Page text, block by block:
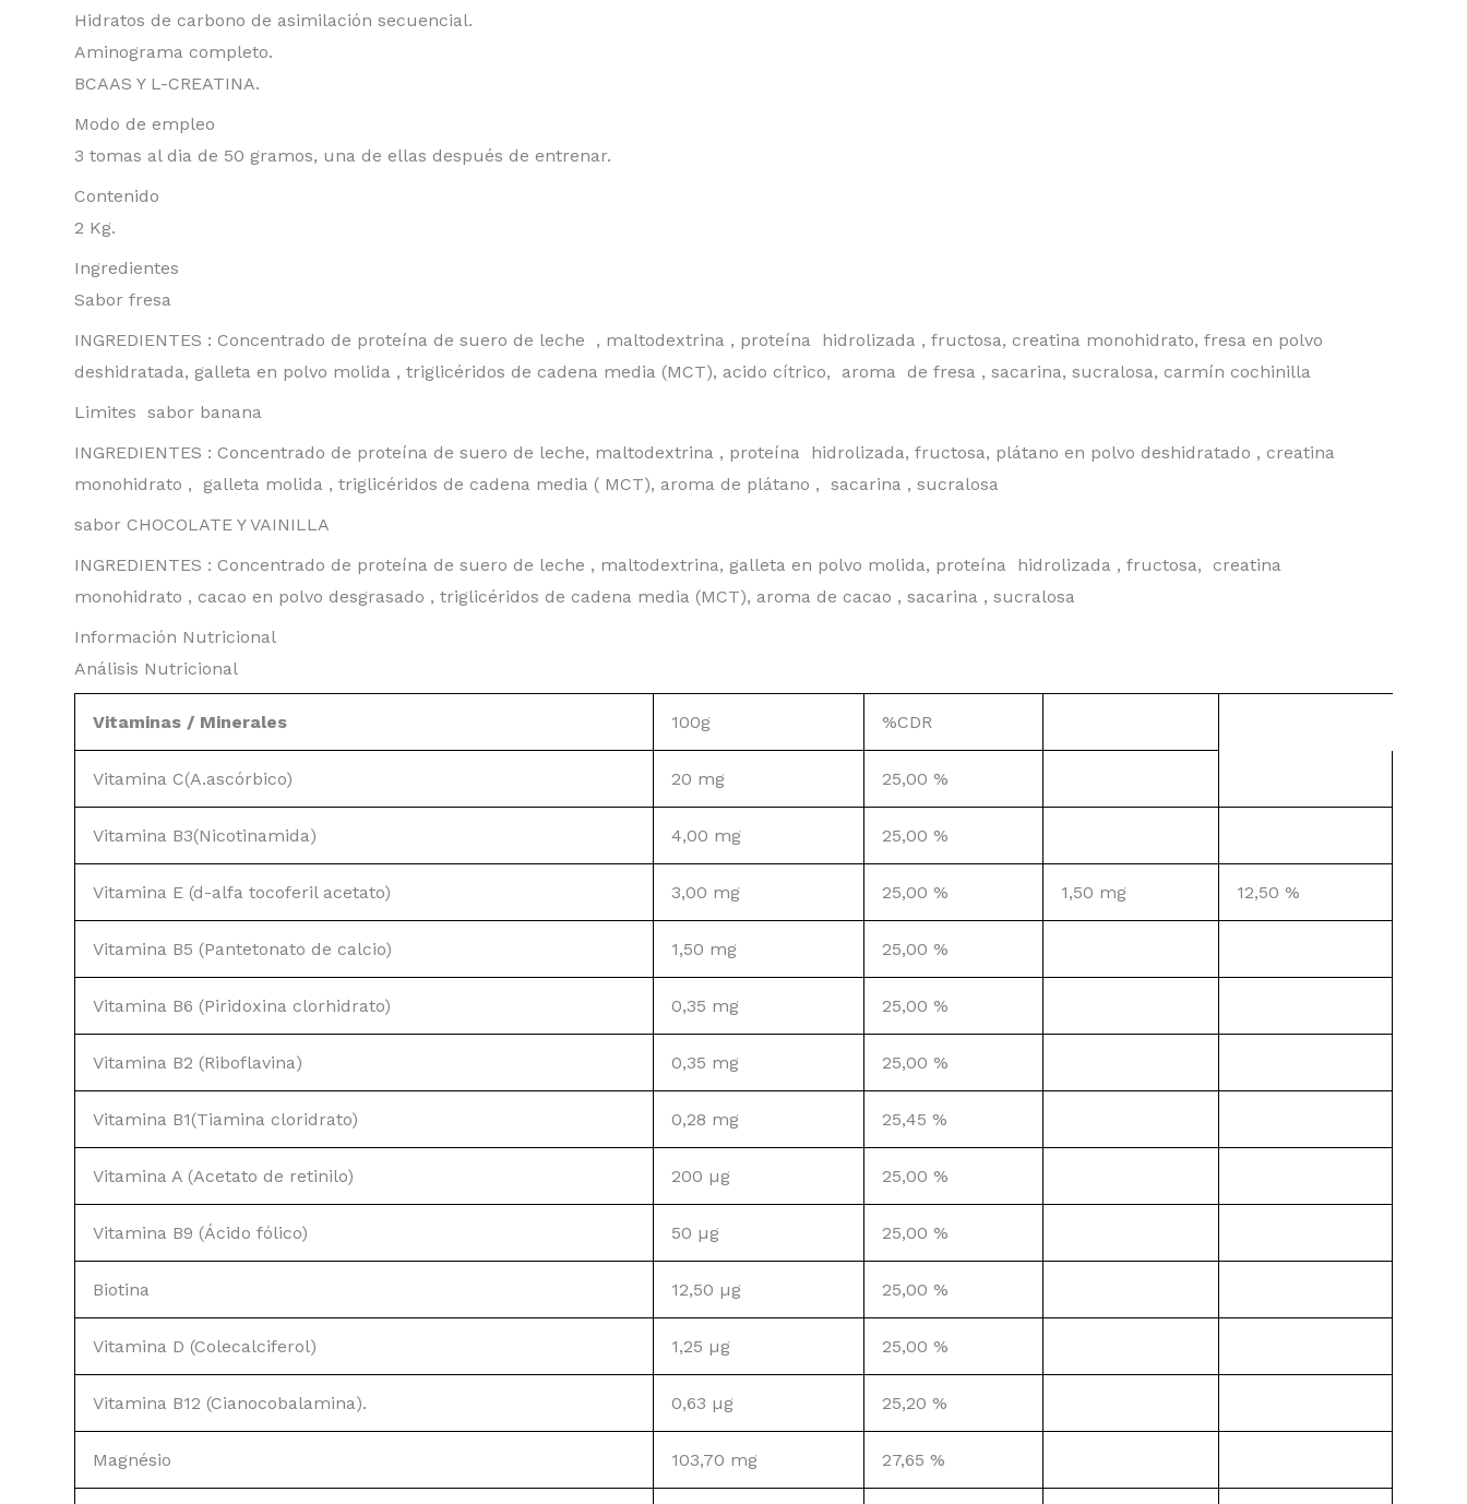
Hidratos de carbono de asimilación secuencial.
Aminograma completo.
BCAAS Y L-CREATINA.
Modo de empleo
3 tomas al dia de 50 gramos, una de ellas después de entrenar.
Contenido
2 Kg.
Ingredientes
Sabor fresa
INGREDIENTES : Concentrado de proteína de suero de leche , maltodextrina , proteína hidrolizada , fructosa, creatina monohidrato, fresa en polvo
deshidratada, galleta en polvo molida , triglicéridos de cadena media (MCT), acido cítrico, aroma de fresa , sacarina, sucralosa, carmín cochinilla
Limites sabor banana
INGREDIENTES : Concentrado de proteína de suero de leche, maltodextrina , proteína hidrolizada, fructosa, plátano en polvo deshidratado , creatina
monohidrato , galleta molida , triglicéridos de cadena media ( MCT), aroma de plátano , sacarina , sucralosa
sabor CHOCOLATE Y VAINILLA
INGREDIENTES : Concentrado de proteína de suero de leche , maltodextrina, galleta en polvo molida, proteína hidrolizada , fructosa, creatina
monohidrato , cacao en polvo desgrasado , triglicéridos de cadena media (MCT), aroma de cacao , sacarina , sucralosa
Información Nutricional
Análisis Nutricional
Vitaminas / Minerales 100g %CDR
Vitamina C(A.ascórbico) 20 mg 25,00 %
Vitamina B3(Nicotinamida) 4,00 mg 25,00 %
Vitamina E (d-alfa tocoferil acetato) 3,00 mg 25,00 % 1,50 mg 12,50 %
Vitamina B5 (Pantetonato de calcio) 1,50 mg 25,00 %
Vitamina B6 (Piridoxina clorhidrato) 0,35 mg 25,00 %
Vitamina B2 (Riboflavina) 0,35 mg 25,00 %
Vitamina B1(Tiamina cloridrato) 0,28 mg 25,45 %
Vitamina A (Acetato de retinilo) 200 µg 25,00 %
Vitamina B9 (Ácido fólico) 50 µg 25,00 %
Biotina 12,50 µg 25,00 %
Vitamina D (Colecalciferol) 1,25 µg 25,00 %
Vitamina B12 (Cianocobalamina). 0,63 µg 25,20 %
Magnésio 103,70 mg 27,65 %